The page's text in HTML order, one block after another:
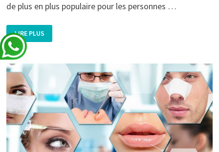
de plus en plus populaire pour les personnes …
ESTHÉTIQUE
DU
VENTRE
EN
TUNISIE
:
GUIDE
COMPLET
ET
INFORMATIONS
ESSENTIELLES
LIRE PLUS